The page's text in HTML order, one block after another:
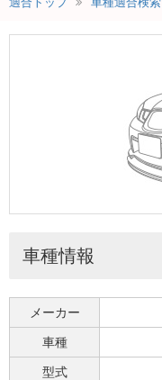
車種情報
メーカー
車種
型式